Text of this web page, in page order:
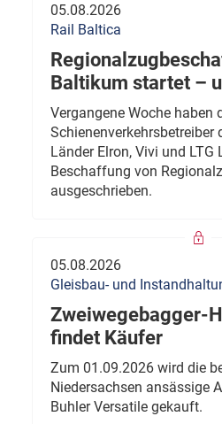
05.08.2026
Rail Baltica
Baltikum startet –
Vergangene Woche haben
Schienenverkehrsbetreiber
Länder Elron, Vivi und LTG
Beschaffung von
ausgeschrieben.
05.08.2026
Gleisbau- und
Zweiwegebagger-
findet Käufer
Zum 01.09.2026 wird die
Niedersachsen ansässige
Buhler Versatile gekauft.